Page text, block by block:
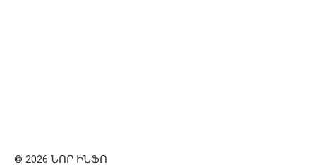
© 2026 ՆՈՐ ԻՆՖՈ